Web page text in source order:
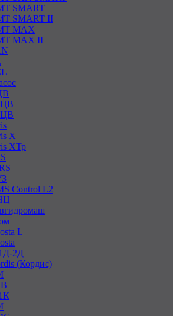
SMART
SMART II
MAX
MAX II
X
ХТр
Control L2
L
2Д
(Кордис)